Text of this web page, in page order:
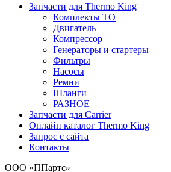
Запчасти для Thermo King
Комплекты ТО
Двигатель
Компрессор
Генераторы и стартеры
Фильтры
Насосы
Ремни
Шланги
РАЗНОЕ
Запчасти для Carrier
Онлайн каталог Thermo King
Запрос с сайта
Контакты
ООО «ППартс»